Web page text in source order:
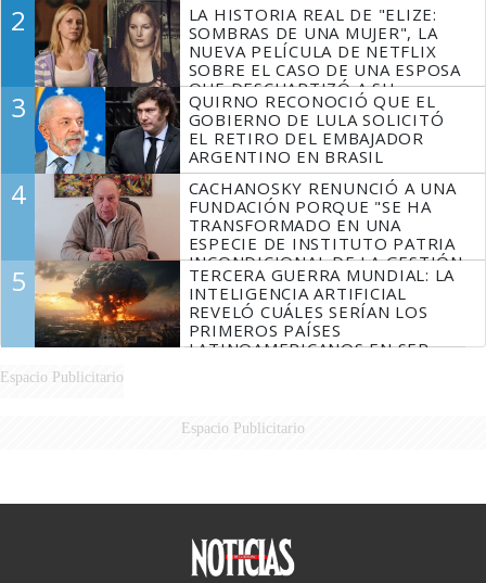
2
LA HISTORIA REAL DE "ELIZE:
SOMBRAS DE UNA MUJER", LA
NUEVA PELÍCULA DE NETFLIX
SOBRE EL CASO DE UNA ESPOSA
QUE DESCUARTIZÓ A SU
MARIDO
3
QUIRNO RECONOCIÓ QUE EL
GOBIERNO DE LULA SOLICITÓ
EL RETIRO DEL EMBAJADOR
ARGENTINO EN BRASIL
4
CACHANOSKY RENUNCIÓ A UNA
FUNDACIÓN PORQUE "SE HA
TRANSFORMADO EN UNA
ESPECIE DE INSTITUTO PATRIA
INCONDICIONAL DE LA GESTIÓN
DE MILEI"
5
TERCERA GUERRA MUNDIAL: LA
INTELIGENCIA ARTIFICIAL
REVELÓ CUÁLES SERÍAN LOS
PRIMEROS PAÍSES
LATINOAMERICANOS EN SER
Espacio Publicitario
Espacio Publicitario